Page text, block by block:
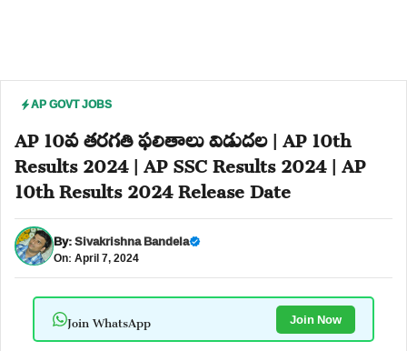
AP GOVT JOBS
AP 10వ తరగతి ఫలితాలు విడుదల | AP 10th
Results 2024 | AP SSC Results 2024 | AP
10th Results 2024 Release Date
By:Sivakrishna Bandela
On: April 7, 2024
Join WhatsApp Join Now